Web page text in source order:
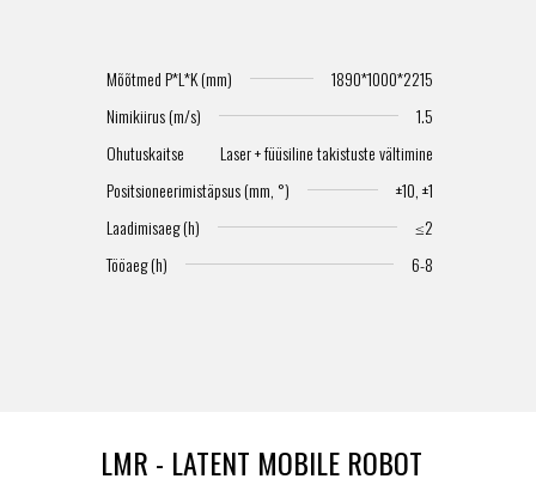
Mõõtmed P*L*K (mm)
1890*1000*2215
Nimikiirus (m/s)
1.5
Ohutuskaitse
Laser + füüsiline takistuste vältimine
Positsioneerimistäpsus (mm, °)
±10, ±1
Laadimisaeg (h)
≤2
Tööaeg (h)
6-8
LMR - LATENT MOBILE ROBOT